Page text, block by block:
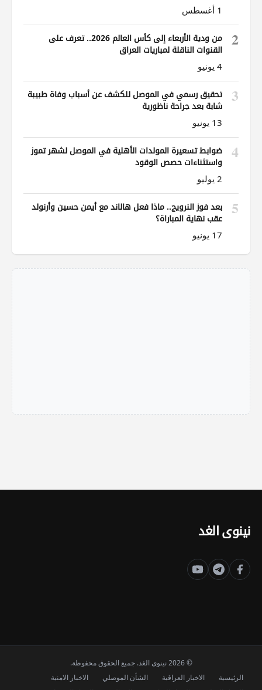
1 أغسطس
2
من ودية الأربعاء إلى كأس العالم 2026.. تعرف على
القنوات الناقلة لمباريات العراق
4 يونيو
3
تحقيق رسمي في الموصل للكشف عن أسباب وفاة طبيبة
شابة بعد جراحة ناظورية
13 يونيو
4
ضوابط تسعيرة المولدات الأهلية في الموصل لشهر تموز
واستثناءات حصص الوقود
2 يوليو
5
بعد فوز النرويج.. ماذا فعل هالاند مع أيمن حسين وأرنولد
عقب نهاية المباراة؟
17 يونيو
نينوى الغد
© 2026 نينوى الغد. جميع الحقوق محفوظة.
الرئيسية الاخبار العراقية الشأن الموصلي
الاخبار الامنية